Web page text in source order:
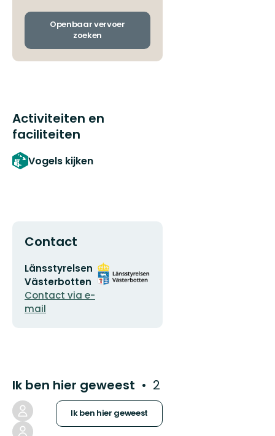
en
Openbaar vervoer
zoeken
Activiteiten en
faciliteiten
Vogels kijken
Contact
E-
mailadres
Länsstyrelsen
Västerbotten
Contact via e-
mail
Organisatie-
logotype
Ik ben hier geweest 2
Ik ben hier geweest